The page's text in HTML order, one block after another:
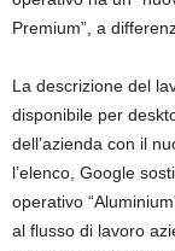
Premium”, a
La descrizione del
disponibile per
dell’azienda con il
l’elenco, Google
operativo
al flusso di lavoro